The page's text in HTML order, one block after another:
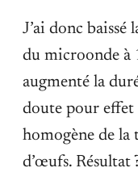
J’ai donc baissé
du microonde à
augmenté la
doute pour effet
homogène de la
d’œufs. Résultat